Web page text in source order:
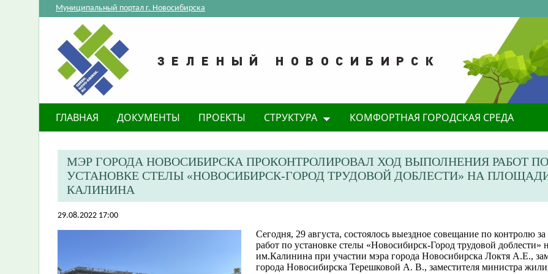
Муниципальный портал г. Новосибирска
ГЛАВНАЯ ДОКУМЕНТЫ ПРОЕКТЫ СТРУКТУРА КОМФОРТНАЯ ГОРОДСКАЯ СРЕДА
МЭР ГОРОДА НОВОСИБИРСКА ПРОКОНТРОЛИРОВАЛ ХОД ВЫПОЛНЕНИЯ РАБОТ ПО
УСТАНОВКЕ СТЕЛЫ «НОВОСИБИРСК-ГОРОД ТРУДОВОЙ ДОБЛЕСТИ» НА
КАЛИНИНА
29.08.2022 17:00
Сегодня, 29 августа, состоялось выездное совещание по контролю
работ по установке стелы «Новосибирск-Город трудовой доблести»
им.Калинина при участии мэра города Новосибирска Локтя А.Е.,
города Новосибирска Терешковой А. В., заместителя министра